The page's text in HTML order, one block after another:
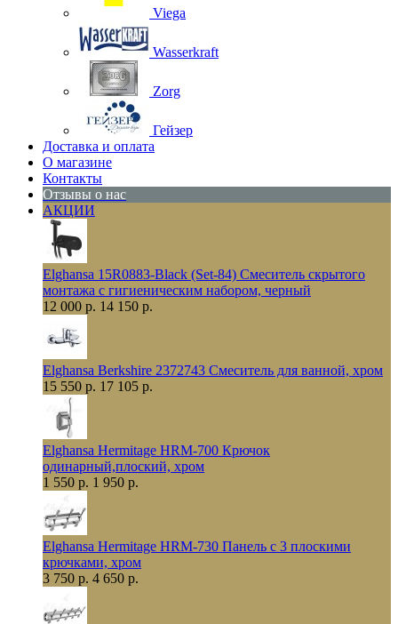
Viega
Wasserkraft
Zorg
Гейзер
Доставка и оплата
О магазине
Контакты
Отзывы о нас
АКЦИИ
Elghansa 15R0883-Black (Set-84) Смеситель скрытого
монтажа с гигиеническим набором, черный
12 000 р. 14 150 р.
Elghansa Berkshire 2372743 Смеситель для ванной, хром
15 550 р. 17 105 р.
Elghansa Hermitage HRM-700 Крючок
одинарный,плоский, хром
1 550 р. 1 950 р.
Elghansa Hermitage HRM-730 Панель с 3 плоскими
крючками, хром
3 750 р. 4 650 р.